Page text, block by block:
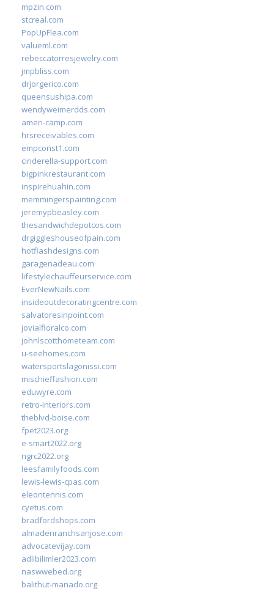
mpzin.com
stcreal.com
PopUpFlea.com
valueml.com
rebeccatorresjewelry.com
jmpbliss.com
drjorgerico.com
queensushipa.com
wendyweimerdds.com
ameri-camp.com
hrsreceivables.com
empconst1.com
cinderella-support.com
bigpinkrestaurant.com
inspirehuahin.com
memmingerspainting.com
jeremypbeasley.com
thesandwichdepotcos.com
drgiggleshouseofpain.com
hotflashdesigns.com
garagenadeau.com
lifestylechauffeurservice.com
EverNewNails.com
insideoutdecoratingcentre.com
salvatoresinpoint.com
jovialfloralco.com
johnlscotthometeam.com
u-seehomes.com
watersportslagonissi.com
mischieffashion.com
eduwyre.com
retro-interiors.com
theblvd-boise.com
fpet2023.org
e-smart2022.org
ngrc2022.org
leesfamilyfoods.com
lewis-lewis-cpas.com
eleontennis.com
cyetus.com
bradfordshops.com
almadenranchsanjose.com
advocatevijay.com
adlibilimler2023.com
naswwebed.org
balithut-manado.org